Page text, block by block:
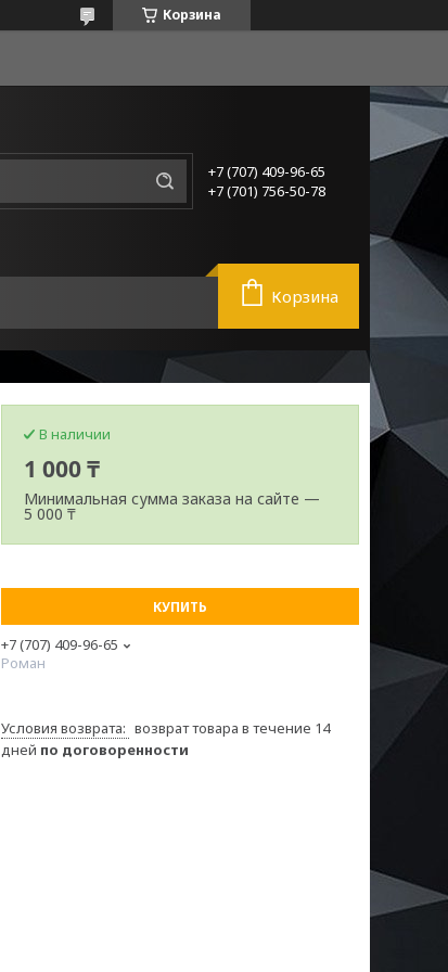
Корзина
+7 (707) 409-96-65
+7 (701) 756-50-78
Корзина
В наличии
1 000 ₸
Минимальная сумма заказа на сайте —
5 000 ₸
КУПИТЬ
+7 (707) 409-96-65
Роман
возврат товара в течение 14
дней по договоренности